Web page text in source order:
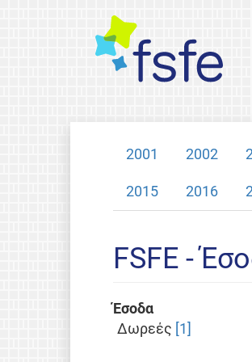
2001 2002
2015 2016
FSFE -
Έσοδα
Δωρεές [1]